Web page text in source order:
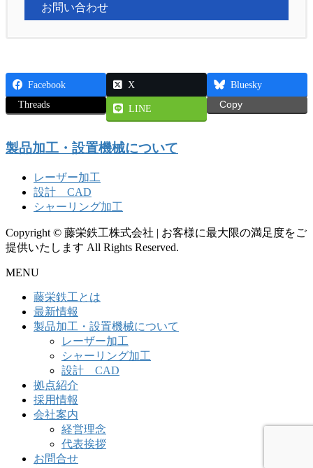
お問い合わせ
Facebook X
Bluesky
Threads
LINE Copy
製品加工・設置機械について
レーザー加工
設計 CAD
シャーリング加工
Copyright © 藤栄鉄工株式会社 | お客様に最大限の満足度をご
提供いたします All Rights Reserved.
MENU
藤栄鉄工とは
最新情報
製品加工・設置機械について
レーザー加工
シャーリング加工
設計 CAD
拠点紹介
採用情報
会社案内
経営理念
代表挨拶
お問合せ